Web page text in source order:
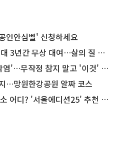
인안심벨' 신청하세요
간 무상 대여…삶의 질 높인다
작정 참지 말고 '이것' 해보세요!
…망원한강공원 알짜 코스
디? '서울에디션25' 추천 코스